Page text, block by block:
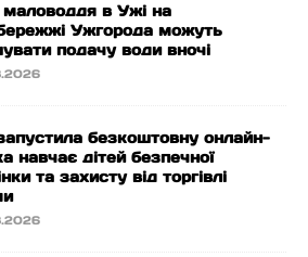
в Ужі на
Ужгорода можуть
подачу води вночі
безкоштовну онлайн-
навчає дітей безпечної
та захисту від торгівлі